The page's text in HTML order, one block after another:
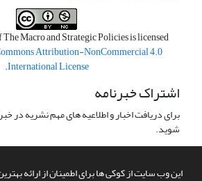
این وب سایت از کوکی ها برای اطمینان از ارائه
Macro and Strategic Policies is licensed
Attribution-NonCommercial 4.0
International License
.
اشتراک خبرنامه
برای دریافت اخبار و اطلاعیه های مهم نشریه در
شوید.